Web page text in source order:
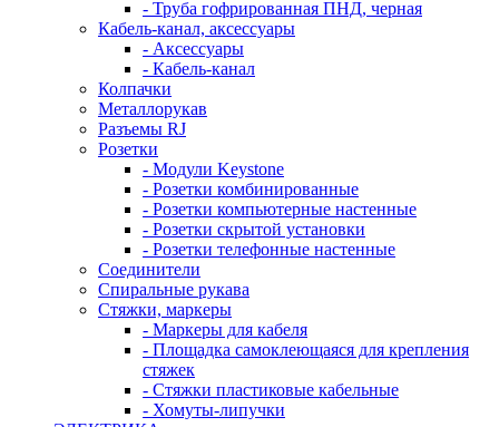
- Труба гофрированная ПНД, черная
Кабель-канал, аксессуары
- Аксессуары
- Кабель-канал
Колпачки
Металлорукав
Разъемы RJ
Розетки
- Модули Keystone
- Розетки комбинированные
- Розетки компьютерные настенные
- Розетки скрытой установки
- Розетки телефонные настенные
Соединители
Спиральные рукава
Стяжки, маркеры
- Маркеры для кабеля
- Площадка самоклеющаяся для крепления
стяжек
- Стяжки пластиковые кабельные
- Хомуты-липучки